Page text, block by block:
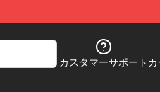
カスタマーサポート